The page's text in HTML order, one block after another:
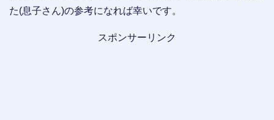
た(息子さん)の参考になれば幸いです。
スポンサーリンク